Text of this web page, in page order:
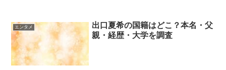
エンタメ
出口夏希の国籍はどこ？本名・父
親・経歴・大学を調査